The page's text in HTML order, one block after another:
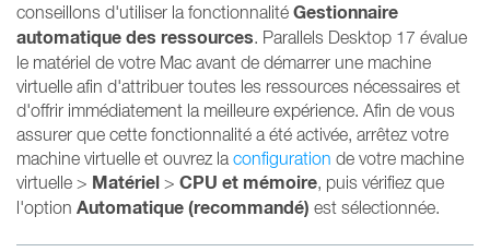
conseillons d'utiliser la fonctionnalité Gestionnaire
automatique des ressources. Parallels Desktop 17 évalue
le matériel de votre Mac avant de démarrer une machine
virtuelle afin d'attribuer toutes les ressources nécessaires et
d'offrir immédiatement la meilleure expérience. Afin de vous
assurer que cette fonctionnalité a été activée, arrêtez votre
machine virtuelle et ouvrez la configuration de votre machine
virtuelle > Matériel > CPU et mémoire, puis vérifiez que
l'option Automatique (recommandé) est sélectionnée.